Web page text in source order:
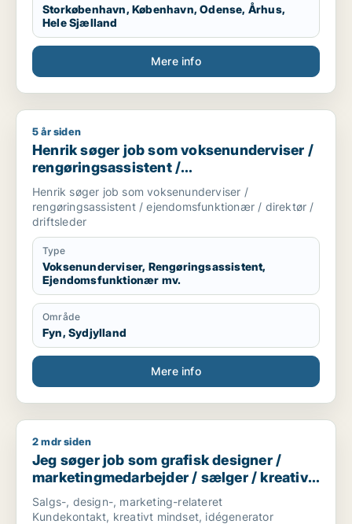
Storkøbenhavn, København, Odense, Århus,
Hele Sjælland
Mere info
Henrik søger job som voksenunderviser /
5 år siden
Henrik søger job som voksenunderviser /
rengøringsassistent /
ejendomsfunktionær / direktør /
driftsleder
Henrik søger job som voksenunderviser /
rengøringsassistent / ejendomsfunktionær / direktør /
driftsleder
Type
Voksenunderviser, Rengøringsassistent,
Ejendomsfunktionær mv.
Område
Fyn, Sydjylland
Mere info
Jeg søger job som grafisk designer /
2 mdr siden
Jeg søger job som grafisk designer /
marketingmedarbejder / sælger / kreativ
medarbejder / produktspecialist
Salgs-, design-, marketing-relateret
Kundekontakt, kreativt mindset, idégenerator